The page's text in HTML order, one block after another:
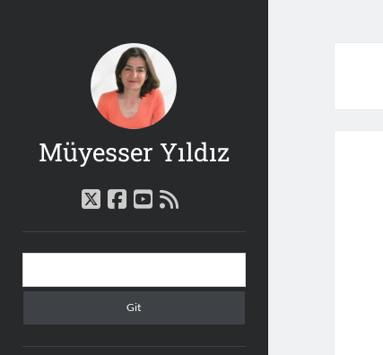
Müyesser Yıldız
twitter
facebook
youtube
rss
Yan
Menü